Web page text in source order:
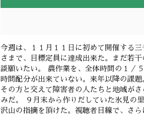
今週は、１１月１１日に初めて開催する
さまで、目標定員に達成出来た。まだ若
談願いたい。 農作業を、全体時間の１／
時間配分が出来ていない。来年以降の課
その方と交えて障害者の人たちと地域が
みだ。 ９月末から作りだしていた氷見の
沢山の指摘を頂けた。視聴者目線で、さ